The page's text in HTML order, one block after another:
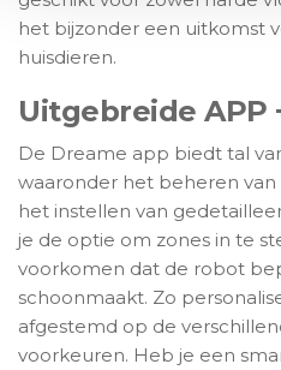
het bijzonder een uitkomst
huisdieren.
Uitgebreide APP
De Dreame app biedt tal
waaronder het beheren
het instellen van
je de optie om zones in te
voorkomen dat de robot
schoonmaakt. Zo
afgestemd op de
voorkeuren. Heb je een